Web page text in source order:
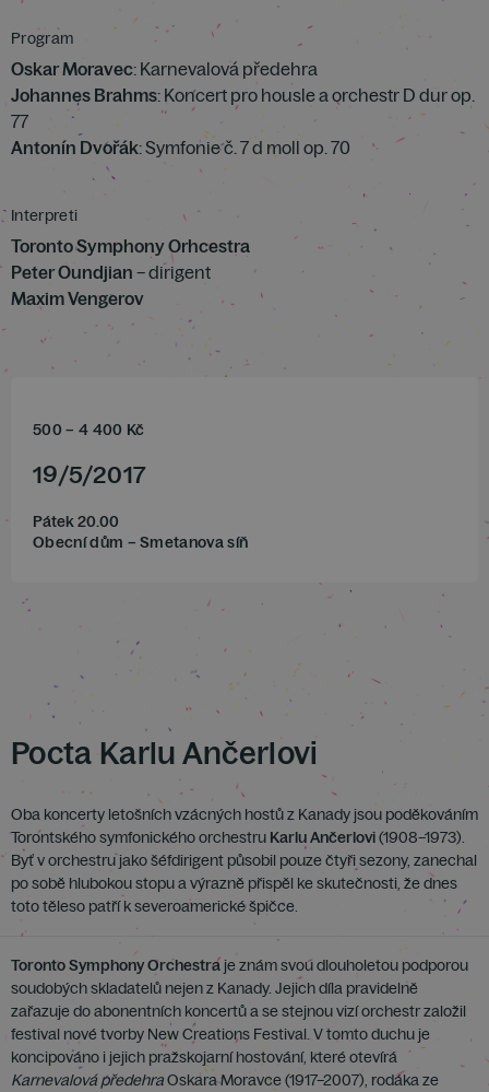
Program
Oskar Moravec: Karnevalová předehra
Johannes Brahms: Koncert pro housle a orchestr D dur op.
77
Antonín Dvořák: Symfonie č. 7 d moll op. 70
Interpreti
Toronto Symphony Orhcestra
Peter Oundjian – dirigent
Maxim Vengerov
500 – 4 400 Kč
19/5/2017
Pátek 20.00
Obecní dům – Smetanova síň
Pocta Karlu Ančerlovi
Oba koncerty letošních vzácných hostů z Kanady jsou poděkováním
Torontského symfonického orchestru Karlu Ančerlovi(1908–1973).
Byť v orchestru jako šéfdirigent působil pouze čtyři sezony, zanechal
po sobě hlubokou stopu a výrazně přispěl ke skutečnosti, že dnes
toto těleso patří k severoamerické špičce.
Toronto Symphony Orchestra je znám svou dlouholetou podporou
soudobých skladatelů nejen z Kanady. Jejich díla pravidelně
zařazuje do abonentních koncertů a se stejnou vizí orchestr založil
festival nové tvorby New Creations Festival. V tomto duchu je
koncipováno i jejich pražskojarní hostování, které otevírá
Karnevalová předehraOskara Moravce (1917–2007), rodáka ze